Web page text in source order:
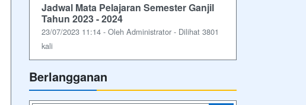
Jadwal Mata Pelajaran Semester Ganjil
Tahun 2023 - 2024
23/07/2023 11:14 - Oleh Administrator - Dilihat 3801
kali
Berlangganan